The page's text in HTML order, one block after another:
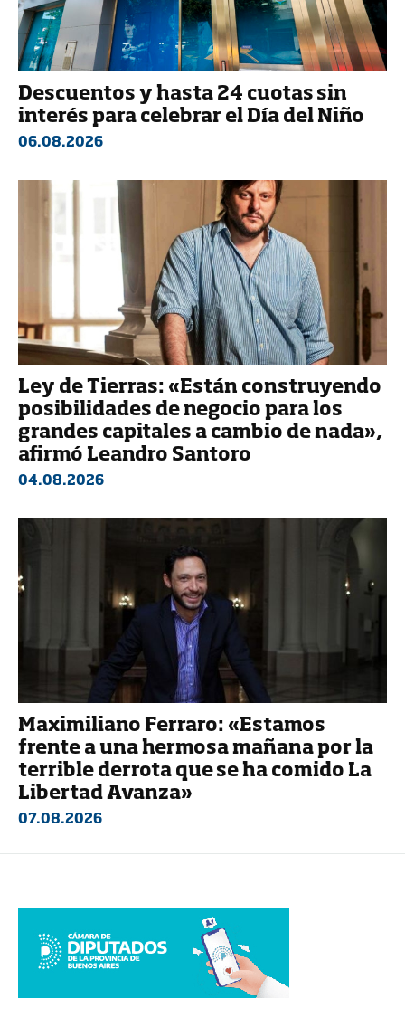
Descuentos y hasta 24 cuotas sin
interés para celebrar el Día del Niño
06.08.2026
Ley de Tierras: «Están construyendo
posibilidades de negocio para los
grandes capitales a cambio de nada»,
afirmó Leandro Santoro
04.08.2026
Maximiliano Ferraro: «Estamos
frente a una hermosa mañana por la
terrible derrota que se ha comido La
Libertad Avanza»
07.08.2026